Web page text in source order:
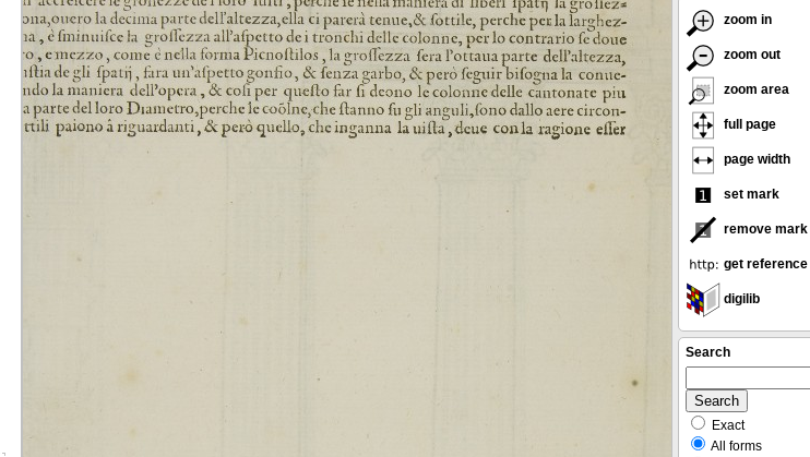
zoom in
zoom out
zoom area
full page
page width
set mark
remove mark
get reference
digilib
Search
Exact
All forms